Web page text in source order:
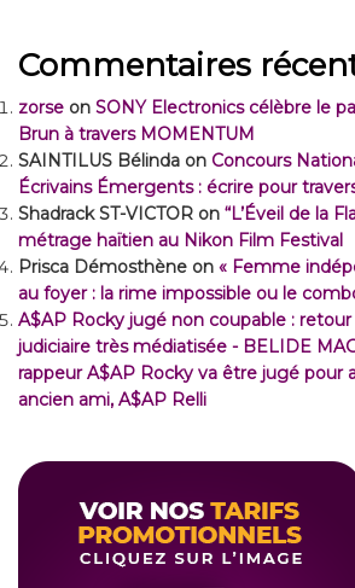
Commentaires
zorse on SONY Electronics célèbre le
Brun à travers MOMENTUM
SAINTILUS Bélinda on Concours
Écrivains Émergents : écrire pour
Shadrack ST-VICTOR on “L’Éveil de la
métrage haïtien au Nikon Film Festival
Prisca Démosthène on « Femme
au foyer : la rime impossible ou le
A$AP Rocky jugé non coupable :
judiciaire très médiatisée - BELIDE
rappeur A$AP Rocky va être jugé pour
ancien ami, A$AP Relli